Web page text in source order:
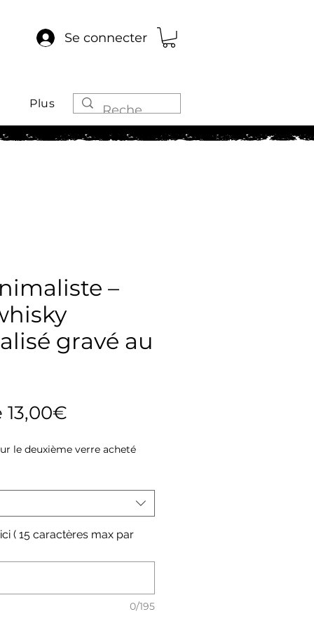
Se connecter
Plus
–
gravé au
13,00€
le deuxième verre acheté
( 15 caractères max par
0/195